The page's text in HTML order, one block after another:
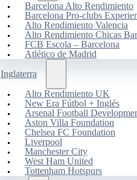
Barcelona Alto Rendimiento
Barcelona Pro-clubs
Alto Rendimiento Valencia
Alto Rendimiento Chicas
FCB Escola – Barcelona
Atlético de Madrid
Inglaterra
Alto Rendimiento UK
New Era Fútbol + Inglés
Arsenal Football
Aston Villa Foundation
Chelsea FC Foundation
Liverpool
Manchester City
West Ham United
Tottenham Hotspurs